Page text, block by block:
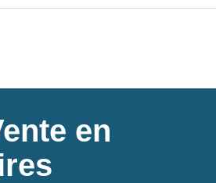
en